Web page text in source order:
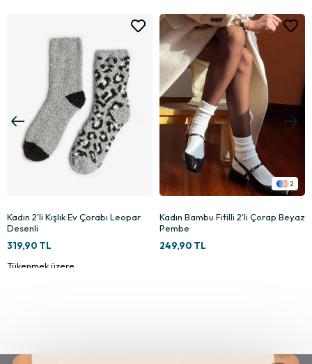
Kadın Bambu Fitilli 2'li Çorap Beyaz
Pembe
249,90 TL
Kadın Bambu Fitilli 2'li Çorap Yeşil
Gri
249,90 TL